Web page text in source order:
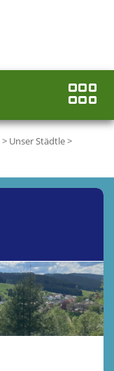
> Unser Städtle>